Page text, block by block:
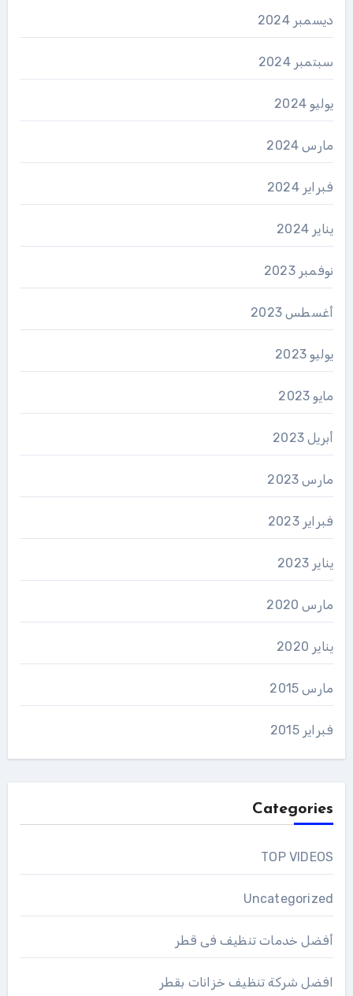
ديسمبر 2024
سبتمبر 2024
يوليو 2024
مارس 2024
فبراير 2024
يناير 2024
نوفمبر 2023
أغسطس 2023
يوليو 2023
مايو 2023
أبريل 2023
مارس 2023
فبراير 2023
يناير 2023
مارس 2020
يناير 2020
مارس 2015
فبراير 2015
Categories
TOP VIDEOS
Uncategorized
أفضل خدمات تنظيف فى قطر
افضل شركة تنظيف خزانات بقطر